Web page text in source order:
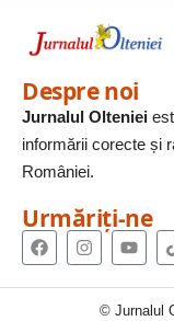
Despre noi
Jurnalul Olteniei
informării corecte și
României.
Urmăriți-ne
© Jurnalul